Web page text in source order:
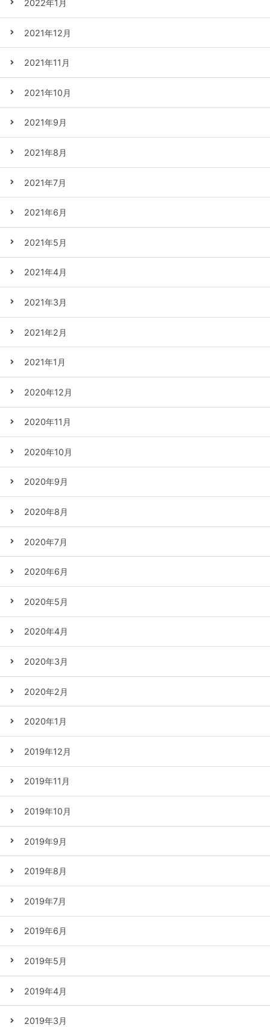
2022年1月
2021年12月
2021年11月
2021年10月
2021年9月
2021年8月
2021年7月
2021年6月
2021年5月
2021年4月
2021年3月
2021年2月
2021年1月
2020年12月
2020年11月
2020年10月
2020年9月
2020年8月
2020年7月
2020年6月
2020年5月
2020年4月
2020年3月
2020年2月
2020年1月
2019年12月
2019年11月
2019年10月
2019年9月
2019年8月
2019年7月
2019年6月
2019年5月
2019年4月
2019年3月